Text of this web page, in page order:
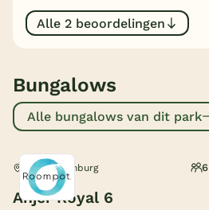
Alle 2 beoordelingen
Bungalows
Alle bungalows van dit park
Walem, Limburg 6
Anjer Royal 6